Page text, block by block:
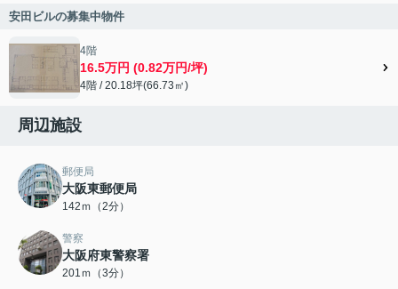
安田ビルの募集中物件
4階
16.5万円 (0.82万円/坪)
4階 / 20.18坪(66.73㎡)
周辺施設
郵便局
大阪東郵便局
142ｍ（2分）
警察
大阪府東警察署
201ｍ（3分）